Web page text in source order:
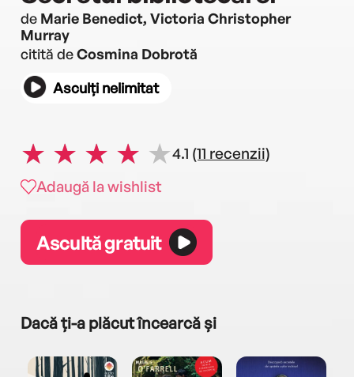
de Marie Benedict, Victoria Christopher
Murray
citită deCosmina Dobrotă
Asculți nelimitat
4.1 (11 recenzii)
Adaugă la wishlist
Ascultă gratuit
Dacă ți-a plăcut încearcă și